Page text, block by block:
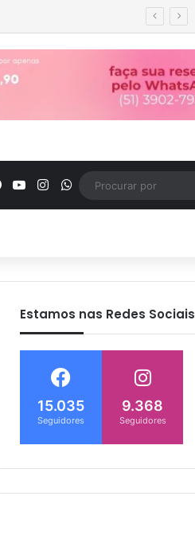
Facebook
YouTubeInstagramWhatsApp
Estamos nas Redes Sociais
15.035
Seguidores
9.368
Seguidores